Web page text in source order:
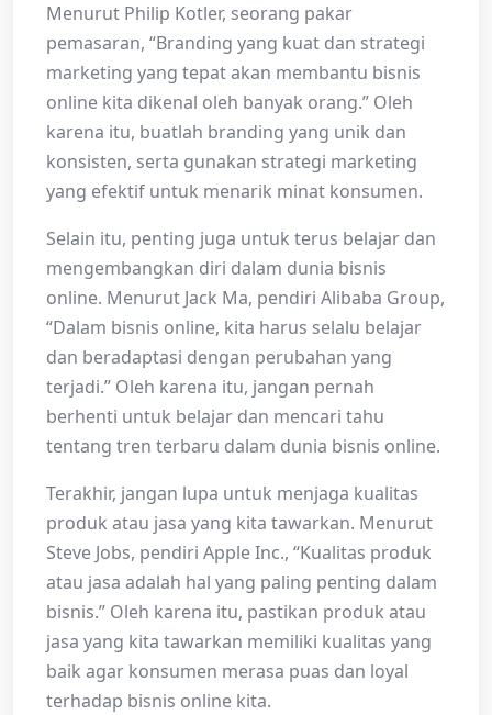
Menurut Philip Kotler, seorang pakar
pemasaran, “Branding yang kuat dan strategi
marketing yang tepat akan membantu bisnis
online kita dikenal oleh banyak orang.” Oleh
karena itu, buatlah branding yang unik dan
konsisten, serta gunakan strategi marketing
yang efektif untuk menarik minat konsumen.
Selain itu, penting juga untuk terus belajar dan
mengembangkan diri dalam dunia bisnis
online. Menurut Jack Ma, pendiri Alibaba Group,
“Dalam bisnis online, kita harus selalu belajar
dan beradaptasi dengan perubahan yang
terjadi.” Oleh karena itu, jangan pernah
berhenti untuk belajar dan mencari tahu
tentang tren terbaru dalam dunia bisnis online.
Terakhir, jangan lupa untuk menjaga kualitas
produk atau jasa yang kita tawarkan. Menurut
Steve Jobs, pendiri Apple Inc., “Kualitas produk
atau jasa adalah hal yang paling penting dalam
bisnis.” Oleh karena itu, pastikan produk atau
jasa yang kita tawarkan memiliki kualitas yang
baik agar konsumen merasa puas dan loyal
terhadap bisnis online kita.